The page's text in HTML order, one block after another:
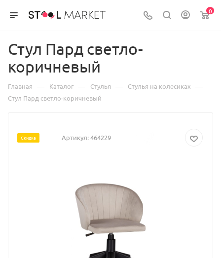
0
Стул Пард светло-
коричневый
Главная — Каталог — Стулья — Стулья на колесиках —
Стул Пард светло-коричневый
Скидка Артикул:464229